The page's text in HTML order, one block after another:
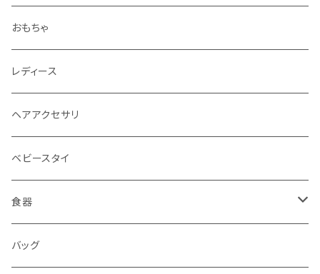
おもちゃ
レディース
ヘアアクセサリ
ベビースタイ
食器
水筒
バッグ